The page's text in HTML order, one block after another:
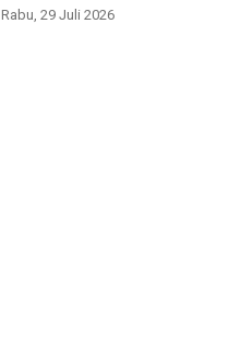
Rabu, 29 Juli 2026